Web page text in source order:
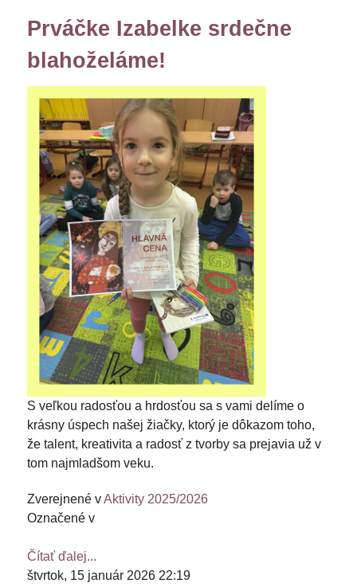
Prváčke Izabelke srdečne
blahoželáme!
S veľkou radosťou a hrdosťou sa s vami delíme o
krásny úspech našej žiačky, ktorý je dôkazom toho,
že talent, kreativita a radosť z tvorby sa prejavia už v
tom najmladšom veku.
Zverejnené vAktivity 2025/2026
Označené v
Čítať ďalej...
štvrtok, 15 január 2026 22:19